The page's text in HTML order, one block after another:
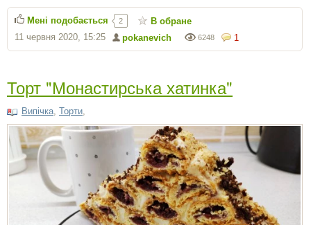
1
6248
pokanevich
11 червня 2020, 15:25
Мені подобається 2 В обране
Торт "Монастирська хатинка"
Випічка, Торти,